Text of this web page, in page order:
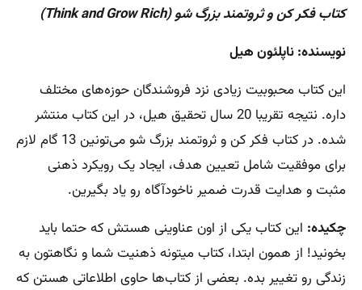
کتاب فکر کن و ثروتمند بزرگ شو (Think and Grow Rich)
نویسنده: ناپلئون هیل
این کتاب محبوبیت زیادی نزد فروشندگان حوزه‌های مختلف
داره. نتیجه تقریبا 20 سال تحقیق هیل، در این کتاب منتشر
شده. در کتاب فکر کن و ثروتمند بزرگ شو می‌تونین 13 گام لازم
برای موفقیت شامل تعیین هدف، ایجاد یک رویکرد ذهنی
مثبت و هدایت قدرت ضمیر ناخودآگاه رو یاد بگیرین.
چکیده: این کتاب یکی از اون عناوینی هستش که حتما باید
بخونید! از همون ابتدا، کتاب میتونه ذهنیت شما و نگاهتون به
زندگی رو تغییر بده. بعضی از کتاب‌ها حاوی اطلاعاتی هستن که